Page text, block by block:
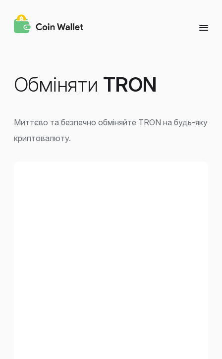
Обміняти TRON
Миттєво та безпечно обміняйте TRON на будь-яку
криптовалюту.